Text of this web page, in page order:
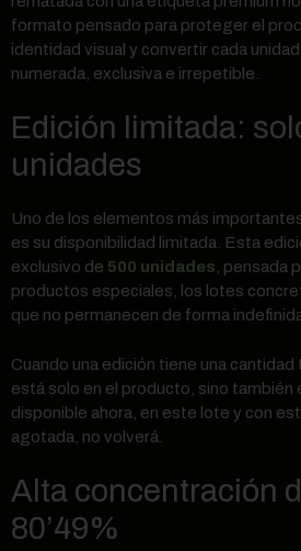
formato pensado para proteger el
identidad visual y convertir cada
numerada, exclusiva e irrepetible.
Edición limitada:
unidades
Uno de los elementos más
es su disponibilidad limitada. Esta
exclusivo de 500 unidades, pensada
productos especiales, los lotes
que no permanecen de forma
Cuando una edición tiene una cantidad
está solo en el producto, sino también
disponible ahora, en este lote y con
agotada, no volverá.
Alta concentración
80’49%